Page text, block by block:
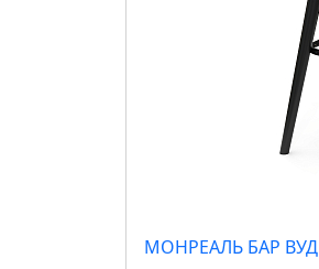
МОНРЕАЛЬ БАР ВУД